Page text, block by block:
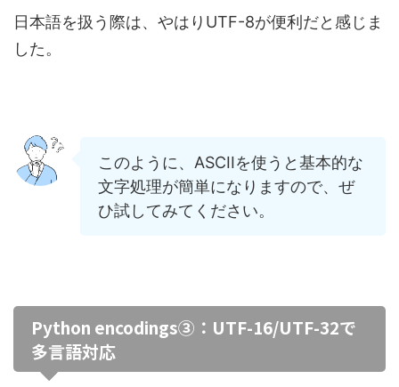
日本語を扱う際は、やはりUTF-8が便利だと感じま
した。
このように、ASCIIを使うと基本的な
文字処理が簡単になりますので、ぜ
ひ試してみてください。
Python encodings③：UTF-16/UTF-32で
多言語対応